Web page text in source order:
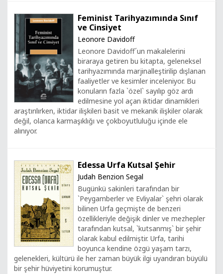
Feminist Tarihyazımında Sınıf
ve Cinsiyet
Leonore Davidoff
Leonore Davidoff´un makalelerini
biraraya getiren bu kitapta, geleneksel
tarihyazımında marjinalleştirilip dışlanan
faaliyetler ve kesimler inceleniyor. Bu
konuların fazla `özel` sayılıp göz ardı
edilmesine yol açan iktidar dinamikleri
araştırılırken, iktidar ilişkileri basit ve mekanik ilişkiler olarak
değil, olanca karmaşıklığı ve çokboyutluluğu içinde ele
alınıyor.
Edessa Urfa Kutsal Şehir
Judah Benzion Segal
Bugünkü sakinleri tarafından bir
`Peygamberler ve Evliyalar` şehri olarak
bilinen Urfa geçmişte de benzeri
özellikleriyle değişik dinler ve mezhepler
tarafından kutsal, `kutsanmış` bir şehir
olarak kabul edilmiştir. Urfa, tarihi
boyunca kendine özgü yaşam tarzı,
gelenekleri, kültürü ile her zaman büyük ilgi uyandıran büyülü
bir şehir hüviyetini korumuştur.